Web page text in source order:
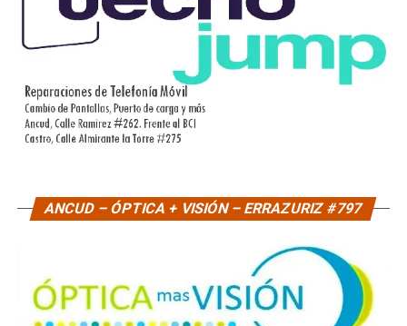
ANCUD – ÓPTICA + VISIÓN – ERRAZURIZ #797